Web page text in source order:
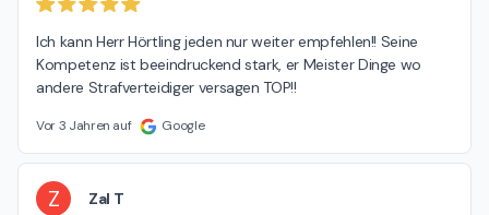
Ich kann Herr Hörtling jeden nur weiter empfehlen!! Seine
Kompetenz ist beeindruckend stark, er Meister Dinge wo
andere Strafverteidiger versagen TOP!!
Vor 3 Jahren auf Google
Z Zal T